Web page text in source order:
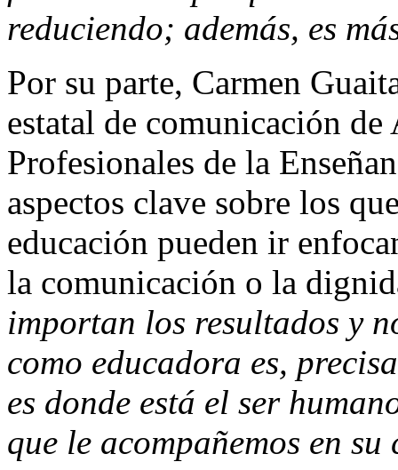
reduciendo; además, es
Por su parte, Carmen
estatal de comunicación
Profesionales de la
aspectos clave sobre los
educación pueden ir
la comunicación o la
importan los resultados y
como educadora es,
es donde está el ser
que le acompañemos en su